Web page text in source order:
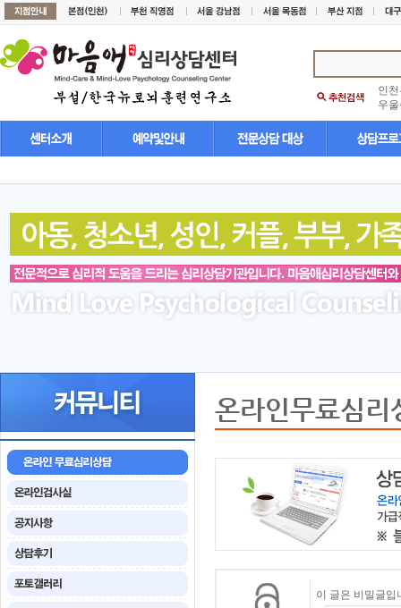
인
우
온라인무료심리
이 글은 비밀글입